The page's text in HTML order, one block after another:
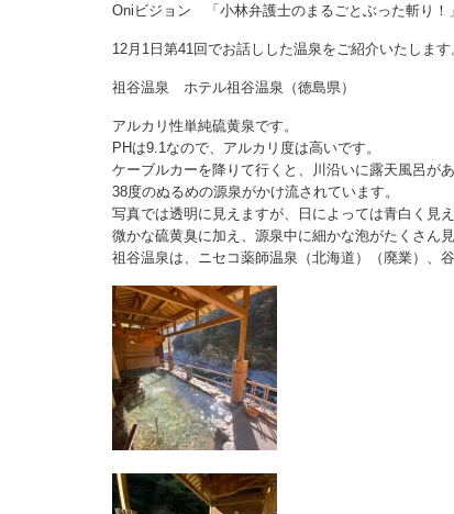
Oniビジョン 「小林弁護士のまるごとぶった斬り！」
12月1日第41回でお話しした温泉をご紹介いたします
祖谷温泉 ホテル祖谷温泉（徳島県）
アルカリ性単純硫黄泉です。
PHは9.1なので、アルカリ度は高いです。
ケーブルカーを降りて行くと、川沿いに露天風呂があ
38度のぬるめの源泉がかけ流されています。
写真では透明に見えますが、日によっては青白く見
微かな硫黄臭に加え、源泉中に細かな泡がたくさん
祖谷温泉は、ニセコ薬師温泉（北海道）（廃業）、